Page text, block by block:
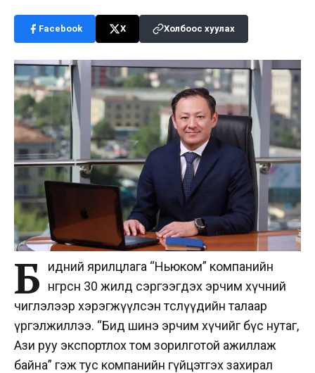
Facebook X Холбоос хуулах
Б
идний ярилцлага “Ньюком” компанийн
өнгөрсөн 30 жилд сэргээгдэх эрчим хүчний
чиглэлээр хэрэгжүүлсэн төслүүдийн талаар
үргэлжиллээ. “Бид шинэ эрчим хүчийг бүс нутаг,
Ази руу экспортлох том зорилготой ажиллаж
байна” гэж тус компанийн гүйцэтгэх захирал